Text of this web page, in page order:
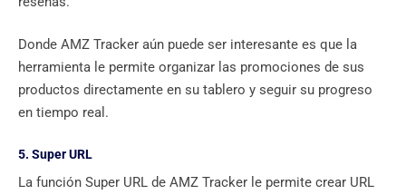
Donde AMZ Tracker aún puede ser interesante es que la
herramienta le permite organizar las promociones de sus
productos directamente en su tablero y seguir su progreso
en tiempo real.
5. Super URL
La función Super URL de AMZ Tracker le permite crear URL